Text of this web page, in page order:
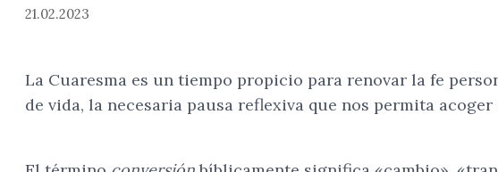
21.02.2023
La Cuaresma es un tiempo propicio para renovar la fe
de vida, la necesaria pausa reflexiva que nos permita